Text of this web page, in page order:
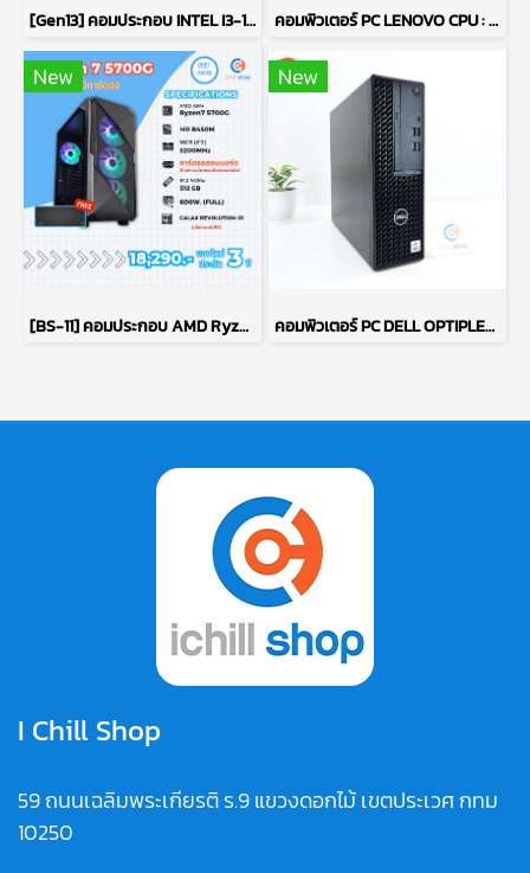
[Gen13] คอมประกอบ INTEL I3-13100F 3.4GHz 4C/8T / H610M / ไม่มีการ์ดจอ / 16GB DDR4 3200MHz / M.2 512GB / 600W 80+ White / เลือกเคสได้ คอมพิวเตอร์ PC LENOVO CPU : PENTIUM GOLD G5400/ RAM : DDR4 8GB 2400MHz / GPU : INTEL UHD GRAPHICS 610 / HDD : 1TB P15540
New
[BS-11] คอมประกอบ AMD Ryzen 7 5700G / ไม่มีการ์ดจอ / DDR4 16GB 3200MHz / M.2 NVMe 512GB / PSU 600W. / CASE GALAX
New
คอมพิวเตอร์ PC DELL OPTIPLEX 3080 / CPU : INTEL CORE I5-10500 / RAM : DDR4 8GB 2666MHz / HDD 1TB + SSD 256GB P15541
I Chill Shop
59 ถนนเฉลิมพระเกียรติ ร.9 แขวงดอกไม้ เขตประเวศ กทม
10250